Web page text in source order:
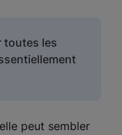
toutes les
elle peut sembler